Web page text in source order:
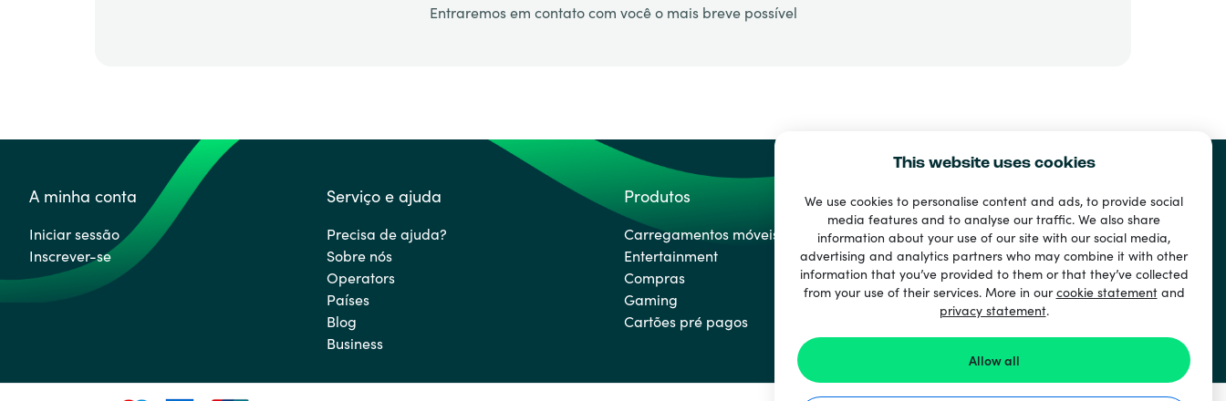
This website uses cookies
We use cookies to personalise content and ads, to provide social
media features and to analyse our traffic. We also share
information about your use of our site with our social media,
advertising and analytics partners who may combine it with other
information that you’ve provided to them or that they’ve collected
from your use of their services. More in ourcookie statementand
privacy statement.
Allow all
Entraremos em contato com você o mais breve possível
A minha conta
Iniciar sessão
Inscrever-se
Serviço e ajuda
Precisa de ajuda?
Sobre nós
Operators
Países
Blog
Business
Produtos
Carregamentos móveis
Entertainment
Compras
Gaming
Cartões pré pagos